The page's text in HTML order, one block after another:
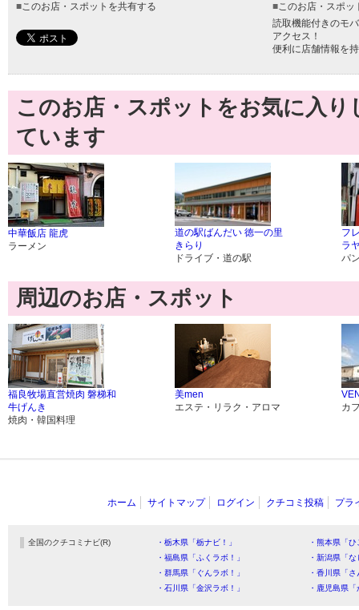
■このお店・スポットを共有する ■このお店・スポッ
読取機能付きのモ
アクセス！
便利に店舗情報を
このお店・スポットをお気に入
ています
中華飯店 龍虎
ラーメン
道の駅ばんだい 徳一の里
きらり
ドライブ・道の駅
フ
ラ
パ
周辺のお店・スポット
福良牧場直営焼肉 磐梯和
牛げんき
焼肉・韓国料理
美men
エステ・リラク・アロマ
カ
ホーム サイトマップ ログイン クチコミ投稿 プラ
全国のクチコミナビ(R) ・栃木県「栃ナビ！」
・熊本県「
・福島県「ふくラボ！」
・新潟県「
・群馬県「ぐんラボ！」
・香川県「
・石川県「金沢ラボ！」
・鹿児島県